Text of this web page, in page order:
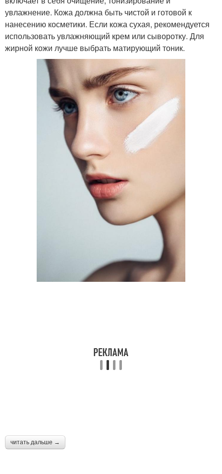
увлажнение. Кожа должна быть чистой и готовой к
нанесению косметики. Если кожа сухая, рекомендуется
использовать увлажняющий крем или сыворотку. Для
жирной кожи лучше выбрать матирующий тоник.
читать дальше →